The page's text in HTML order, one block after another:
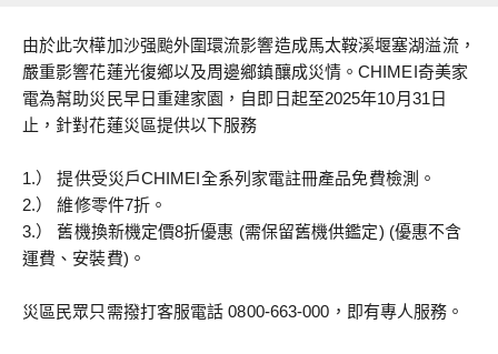
由於此次樺加沙强颱外圍環流影響造成馬太鞍溪堰塞湖溢流，
嚴重影響花蓮光復鄉以及周邊鄉鎮釀成災情。CHIMEI奇美家
電為幫助災民早日重建家園，自即日起至2025年10月31日
止，針對花蓮災區提供以下服務
1.） 提供受災戶CHIMEI全系列家電註冊產品免費檢測。
2.） 維修零件7折。
3.） 舊機換新機定價8折優惠 (需保留舊機供鑑定) (優惠不含
運費、安裝費)。
災區民眾只需撥打客服電話 0800-663-000，即有專人服務。